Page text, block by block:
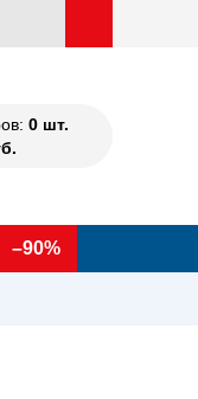
0 шт.
–90%